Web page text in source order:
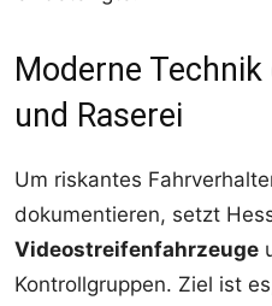
Moderne Technik
und Raserei
Um riskantes
dokumentieren, setzt
Videostreifenfahrzeuge
Kontrollgruppen. Ziel ist